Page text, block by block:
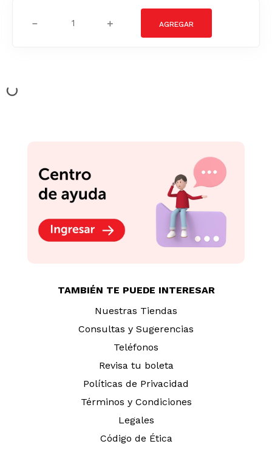
＋
－
TAMBIÉN TE PUEDE INTERESAR
Nuestras Tiendas
Consultas y Sugerencias
Teléfonos
Revisa tu boleta
Políticas de Privacidad
Términos y Condiciones
Legales
Código de Ética